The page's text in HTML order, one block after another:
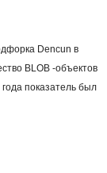
Dencun в
BLOB -объектов
показатель был